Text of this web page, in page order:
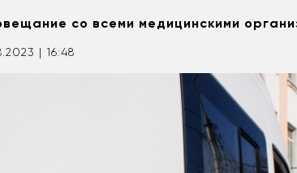
со всеми медицинскими
| 16:48